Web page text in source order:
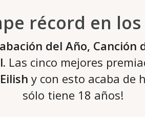
récord en los
del Año, Canción
Las cinco mejores
y con esto acaba de
sólo tiene 18 años!